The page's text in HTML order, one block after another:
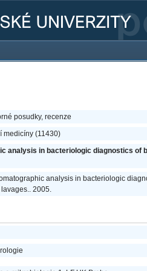
posudky, recenze
medicíny (11430)
analysis in bacteriologic diagnostics of
analysis in bacteriologic
2005.